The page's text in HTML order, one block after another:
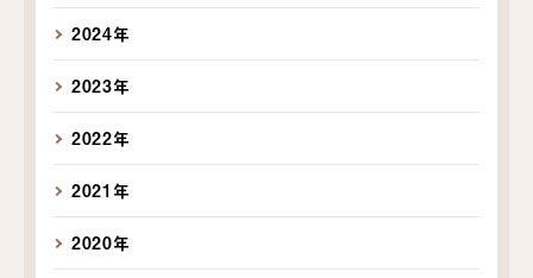
2024年
2023年
2022年
2021年
2020年